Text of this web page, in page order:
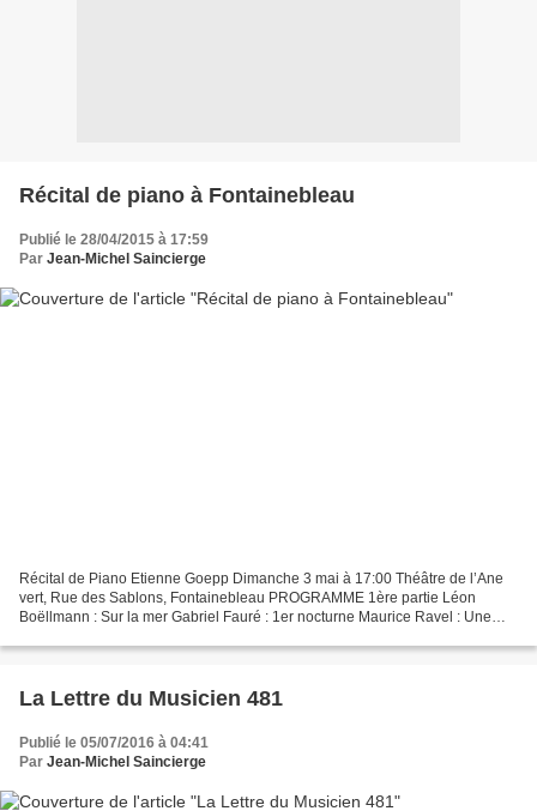
Récital de piano à Fontainebleau
Publié le 28/04/2015 à 17:59
Par Jean-Michel Saincierge
Récital de Piano Etienne Goepp Dimanche 3 mai à 17:00 Théâtre de l’Ane
vert, Rue des Sablons, Fontainebleau PROGRAMME 1ère partie Léon
Boëllmann : Sur la mer Gabriel Fauré : 1er nocturne Maurice Ravel : Une
La Lettre du Musicien 481
Publié le 05/07/2016 à 04:41
Par Jean-Michel Saincierge